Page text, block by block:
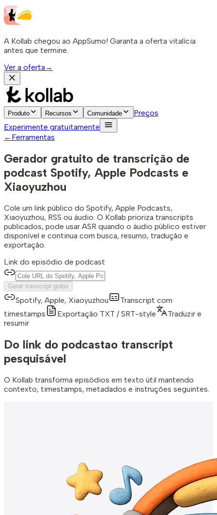
A Kollab chegou ao AppSumo! Garanta a oferta vitalícia
antes que termine.
Ver a oferta →
Produto Recursos Comunidade
Preços
Experimente gratuitamente
← Ferramentas
Gerador gratuito de transcrição de
podcast Spotify, Apple Podcasts e
Xiaoyuzhou
Cole um link público do Spotify, Apple Podcasts,
Xiaoyuzhou, RSS ou áudio. O Kollab prioriza transcripts
publicados, pode usar ASR quando o áudio público estiver
disponível e continua com busca, resumo, tradução e
exportação.
Link do episódio de podcast
Gerar transcript grátis
Spotify, Apple, Xiaoyuzhou
Transcript com
timestamps
Exportação TXT / SRT-style
Traduzir e
resumir
Do link do podcastao transcript
pesquisável
O Kollab transforma episódios em texto útil mantendo
contexto, timestamps, metadados e instruções seguintes.